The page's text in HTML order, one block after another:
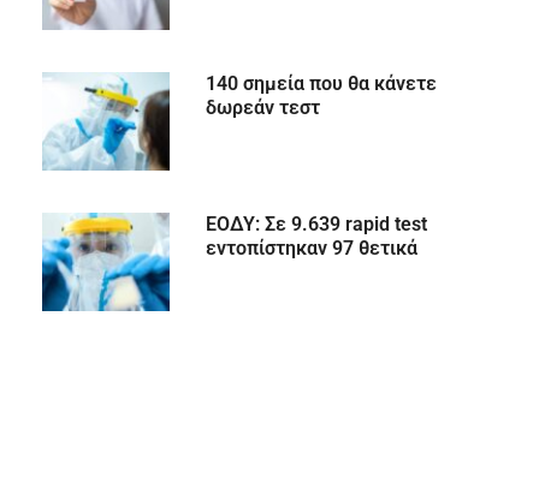
140 σημεία που θα κάνετε
δωρεάν τεστ
ΕΟΔΥ: Σε 9.639 rapid test
εντοπίστηκαν 97 θετικά